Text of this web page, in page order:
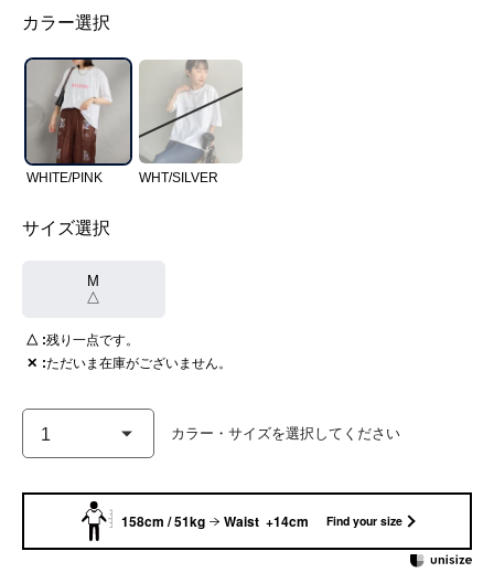
カラー選択
WHITE/PINK WHT/SILVER
サイズ選択
M
△
△ 残り一点です。
✕
ただいま在庫がございません。
158cm / 51kg Waist +14cm Find your size